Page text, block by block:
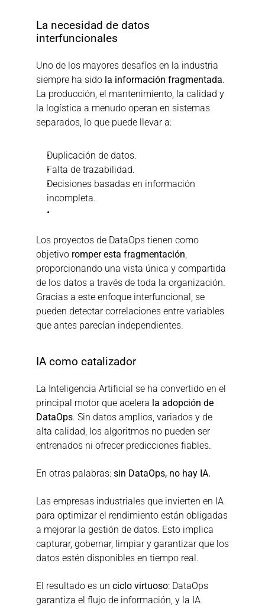
La necesidad de datos
interfuncionales
Uno de los mayores desafíos en la industria
siempre ha sido la información fragmentada.
La producción, el mantenimiento, la calidad y
la logística a menudo operan en sistemas
separados, lo que puede llevar a:
Duplicación de datos.
Falta de trazabilidad.
Decisiones basadas en información
incompleta.
Los proyectos de DataOps tienen como
objetivo romper esta fragmentación,
proporcionando una vista única y compartida
de los datos a través de toda la organización.
Gracias a este enfoque interfuncional, se
pueden detectar correlaciones entre variables
que antes parecían independientes.
IA como catalizador
La Inteligencia Artificial se ha convertido en el
principal motor que acelera la adopción de
DataOps. Sin datos amplios, variados y de
alta calidad, los algoritmos no pueden ser
entrenados ni ofrecer predicciones fiables.
En otras palabras: sin DataOps, no hay IA.
Las empresas industriales que invierten en IA
para optimizar el rendimiento están obligadas
a mejorar la gestión de datos. Esto implica
capturar, gobernar, limpiar y garantizar que los
datos estén disponibles en tiempo real.
El resultado es un ciclo virtuoso: DataOps
garantiza el flujo de información, y la IA